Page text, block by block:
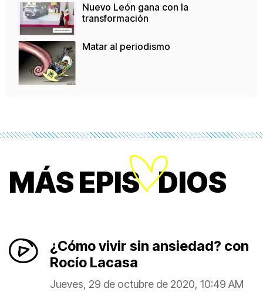
Nuevo León gana con la
transformación
Matar al periodismo
MÁS EPISODIOS
¿Cómo vivir sin ansiedad? con
Rocío Lacasa
Jueves, 29 de octubre de 2020, 10:49 AM